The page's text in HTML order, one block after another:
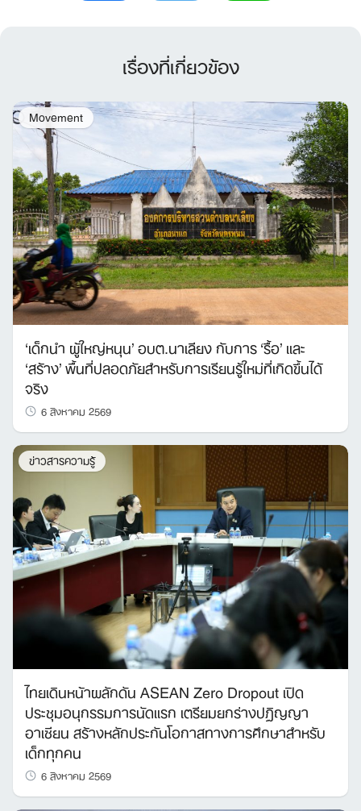
เรื่องที่เกี่ยวข้อง
Movement
‘เด็กนำ ผู้ใหญ่หนุน’ อบต.นาเลียง กับการ ‘รื้อ’ และ
‘สร้าง’ พื้นที่ปลอดภัยสำหรับการเรียนรู้ใหม่ที่เกิดขึ้นได้
จริง
6 สิงหาคม 2569
ข่าวสารความรู้
ไทยเดินหน้าผลักดัน ASEAN Zero Dropout เปิด
ประชุมอนุกรรมการนัดแรก เตรียมยกร่างปฏิญญา
อาเซียน สร้างหลักประกันโอกาสทางการศึกษาสำหรับ
เด็กทุกคน
6 สิงหาคม 2569